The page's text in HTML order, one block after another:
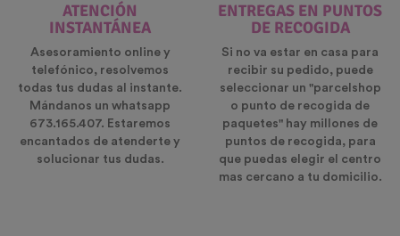
ATENCIÓN
INSTANTÁNEA
Asesoramiento online y
telefónico, resolvemos
todas tus dudas al instante.
Mándanos un whatsapp
673.165.407. Estaremos
encantados de atenderte y
solucionar tus dudas.
ENTREGAS EN PUNTOS
DE RECOGIDA
Si no va estar en casa para
recibir su pedido, puede
seleccionar un "parcelshop
o punto de recogida de
paquetes" hay millones de
puntos de recogida, para
que puedas elegir el centro
mas cercano a tu domicilio.